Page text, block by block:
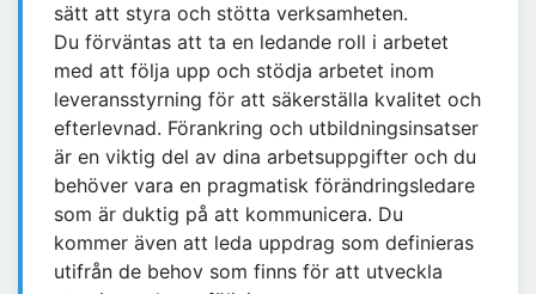
sätt att styra och stötta verksamheten.
Du förväntas att ta en ledande roll i arbetet
med att följa upp och stödja arbetet inom
leveransstyrning för att säkerställa kvalitet och
efterlevnad. Förankring och utbildningsinsatser
är en viktig del av dina arbetsuppgifter och du
behöver vara en pragmatisk förändringsledare
som är duktig på att kommunicera. Du
kommer även att leda uppdrag som definieras
utifrån de behov som finns för att utveckla